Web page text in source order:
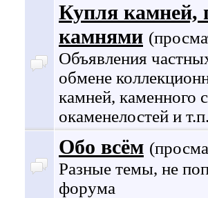
Купля камней,
камнями
Объявления
обмене
камней, каменного
окаменелостей и т.п.
Обо всём
Разные темы, не
форума